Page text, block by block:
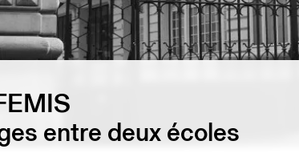
entre deux écoles